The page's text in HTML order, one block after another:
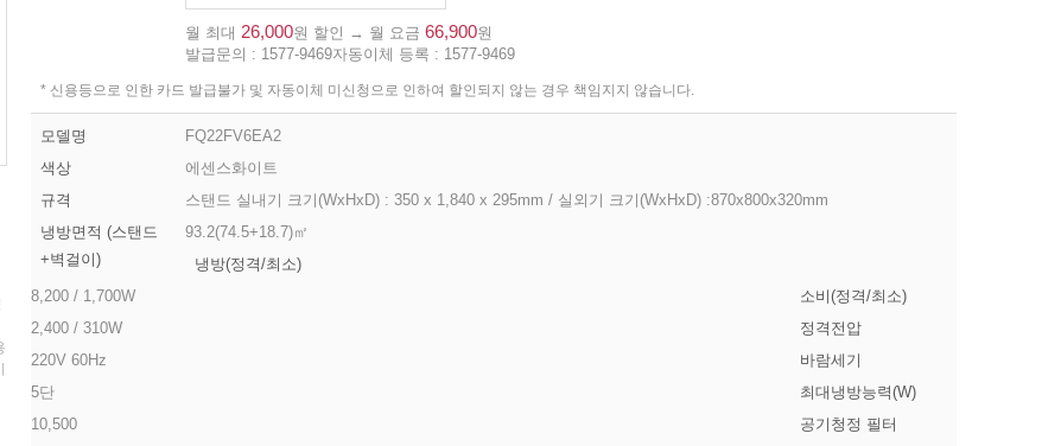
월 최대 26,000원 할인 → 월 요금 66,900원
발급문의 : 1577-9469자동이체 등록 : 1577-9469
* 신용등으로 인한 카드 발급불가 및 자동이체 미신청으로 인하여 할인되지 않는 경우 책임지지 않습니다.
모델명
FQ22FV6EA2
색상
에센스화이트
규격
스탠드 실내기 크기(WxHxD) : 350 x 1,840 x 295mm / 실외기 크기(WxHxD) :870x800x320mm
냉방면적 (스탠드
+벽걸이)
93.2(74.5+18.7)㎡
냉방(정격/최소)
8,200 / 1,700W
소비(정격/최소)
2,400 / 310W
정격전압
220V 60Hz
바람세기
5단
최대냉방능력(W)
10,500
공기청정 필터